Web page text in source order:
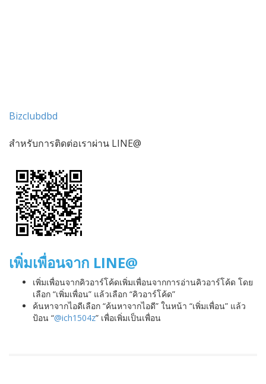
Bizclubdbd
สำหรับการติดต่อเราผ่าน LINE@
เพิ่มเพื่อนจาก LINE@
เพิ่มเพื่อนจากคิวอาร์โค้ดเพิ่มเพื่อนจากการอ่านคิวอาร์โค้ด โดย
เลือก “เพิ่มเพื่อน” แล้วเลือก “คิวอาร์โค้ด”
ค้นหาจากไอดีเลือก “ค้นหาจากไอดี” ในหน้า “เพิ่มเพื่อน” แล้ว
ป้อน “@ich1504z” เพื่อเพิ่มเป็นเพื่อน